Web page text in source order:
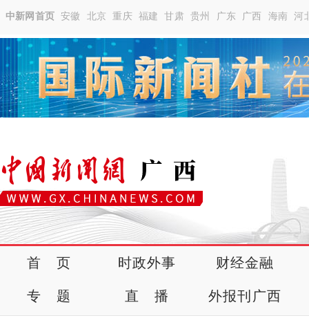
中新网首页 安徽 北京 重庆 福建 甘肃 贵州 广东 广西 海南 河
首 页 时政外事 财经金融
专 题 直 播 外报刊广西